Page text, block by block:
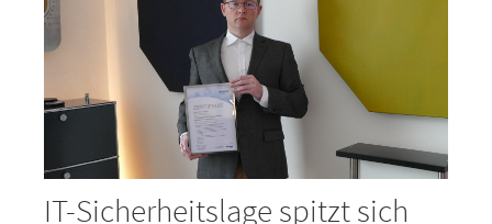
IT-Sicherheitslage spitzt sich